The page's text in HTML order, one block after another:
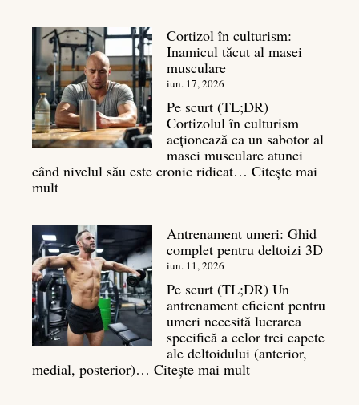
Top
7
mișcări
pentru
un
spate
masiv
Cortizol în culturism:
Inamicul tăcut al masei
musculare
iun. 17, 2026
Pe scurt (TL;DR)
Cortizolul în culturism
acționează ca un sabotor al
masei musculare atunci
când nivelul său este cronic ridicat… Citește mai
mult:
culturism:
Inamicul
tăcut
al
masei
musculare
Antrenament umeri: Ghid
complet pentru deltoizi 3D
iun. 11, 2026
Pe scurt (TL;DR) Un
antrenament eficient pentru
umeri necesită lucrarea
specifică a celor trei capete
ale deltoidului (anterior,
medial, posterior)… Citește mai mult: